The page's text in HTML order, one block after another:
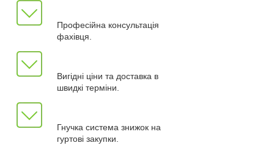
Професійна консультація
фахівця.
Вигідні ціни та доставка в
швидкі терміни.
Гнучка система знижок на
гуртові закупки.